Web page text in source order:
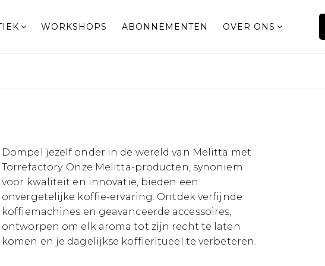
WORKSHOPS ABONNEMENTEN OVER ONS
Dompel jezelf onder in de wereld van Melitta met
Torrefactory. Onze Melitta-producten, synoniem
voor kwaliteit en innovatie, bieden een
onvergetelijke koffie-ervaring. Ontdek verfijnde
koffiemachines en geavanceerde accessoires,
ontworpen om elk aroma tot zijn recht te laten
komen en je dagelijkse koffieritueel te verbeteren.